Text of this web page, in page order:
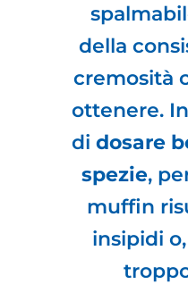
della
cremosità
ottenere.
di dosare
spezie,
muffin
insipidi